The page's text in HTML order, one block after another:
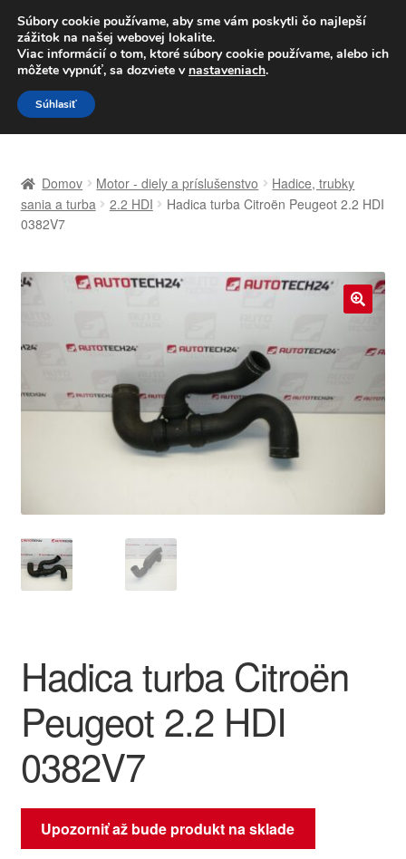
DOPRAVA od 6 EUR
Po–Pi 09:00–16:00 233 221 276
Preskočiť
na
navigáciu
Preskočiť
na
obsah
Celosvetová preprava
Kontakt
Košík
Môj účet
Ochrana osobních údajů
Platby
Reklamace
Reklamačný poriadok
Domov Motor - diely a príslušenstvo
Hadice, trubky
sania a turba
2.2 HDI
Hadica turba Citroën Peugeot 2.2 HDI
0382V7
Hadica turba Citroën
Peugeot 2.2 HDI
0382V7
Upozorniť až bude produkt na sklade
Súbory cookie používame, aby sme vám poskytli čo najlepší
zážitok na našej webovej lokalite.
Viac informácií o tom, ktoré súbory cookie používame, alebo ich
môžete vypnúť, sa dozviete v nastaveniach.
Súhlasiť